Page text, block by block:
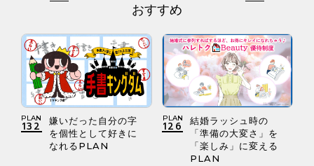
おすすめ
PLAN
132
嫌いだった自分の字
を個性として好きに
なれるPLAN
PLAN
126
結婚ラッシュ時の
「準備の大変さ」を
「楽しみ」に変える
PLAN